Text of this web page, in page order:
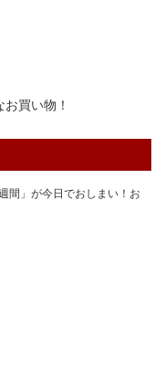
買い物！
間」が今日でおしまい！お